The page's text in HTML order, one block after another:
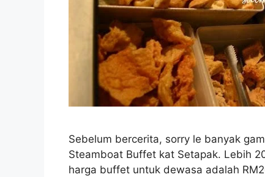
Sebelum bercerita, sorry le banyak
Steamboat Buffet kat Setapak. Lebih
harga buffet untuk dewasa adalah